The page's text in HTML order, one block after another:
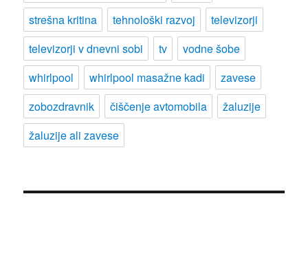
strešna kritina
tehnološki razvoj
televizorji
televizorji v dnevni sobi
tv
vodne šobe
whirlpool
whirlpool masažne kadi
zavese
zobozdravnik
čiščenje avtomobila
žaluzije
žaluzije ali zavese